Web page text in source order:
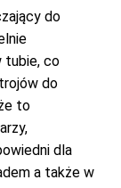
do
tubie, co
do
to
dla
a także w